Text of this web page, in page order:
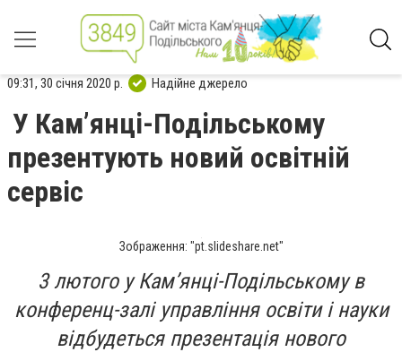
09:31, 30 січня 2020 р. Надійне джерело
У Кам’янці-Подільському
презентують новий освітній
сервіс
Зображення: "pt.slideshare.net"
3 лютого у Кам’янці-Подільському в
конференц-залі управління освіти і науки
відбудеться презентація нового